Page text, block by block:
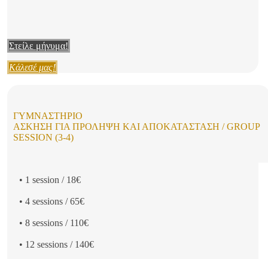
Στείλε μήνυμα!
Κάλεσέ μας!
ΓΥΜΝΑΣΤΉΡΙΟ
ΆΣΚΗΣΗ ΓΙΑ ΠΡΌΛΗΨΗ ΚΑΙ ΑΠΟΚΑΤΆΣΤΑΣΗ / GROUP
SESSION (3-4)
• 1 session / 18€
• 4 sessions / 65€
• 8 sessions / 110€
• 12 sessions / 140€